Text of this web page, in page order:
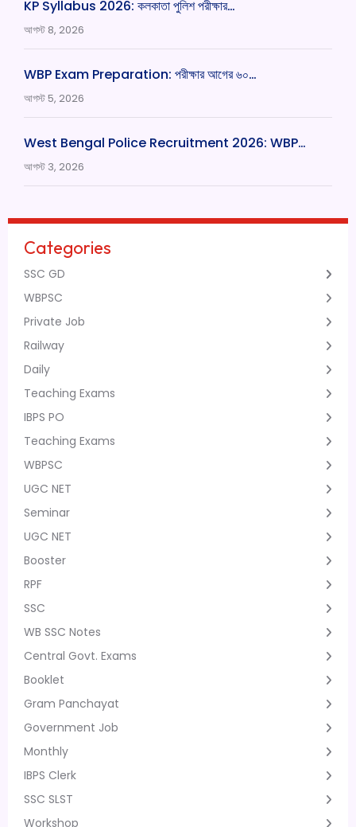
KP Syllabus 2026: কলকাতা পুলিশ পরীক্ষার…
আগস্ট 8, 2026
WBP Exam Preparation: পরীক্ষার আগের ৬০…
আগস্ট 5, 2026
West Bengal Police Recruitment 2026: WBP…
আগস্ট 3, 2026
Categories
SSC GD
WBPSC
Private Job
Railway
Daily
Teaching Exams
IBPS PO
Teaching Exams
WBPSC
UGC NET
Seminar
UGC NET
Booster
RPF
SSC
WB SSC Notes
Central Govt. Exams
Booklet
Gram Panchayat
Government Job
Monthly
IBPS Clerk
SSC SLST
Workshop